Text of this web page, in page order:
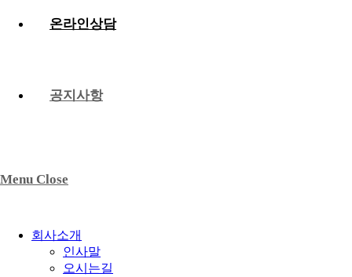
온라인상담
공지사항
Menu Close
회사소개
인사말
오시는길